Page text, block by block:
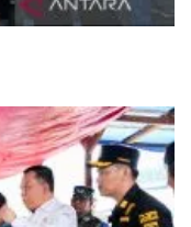
Tegal jelang